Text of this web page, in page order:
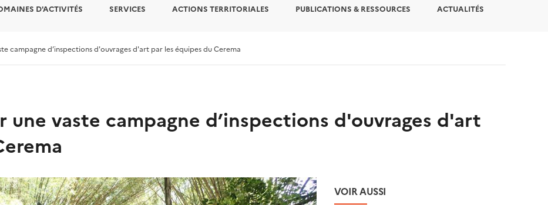
D'ACTIVITÉS SERVICES ACTIONS TERRITORIALES PUBLICATIONS & RESSOURCES ACTUALITÉS
campagne d’inspections d'ouvrages d'art par les équipes du Cerema
une vaste campagne d’inspections d'ouvrages d'art
VOIR AUSSI